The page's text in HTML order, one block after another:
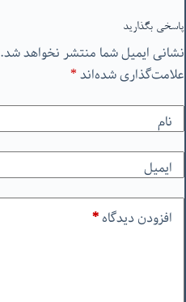
پاسخی بگذارید
نشانی ایمیل شما منتشر نخواهد شد.
علامت‌گذاری شده‌اند*
نام
ایمیل
افزودن دیدگاه*